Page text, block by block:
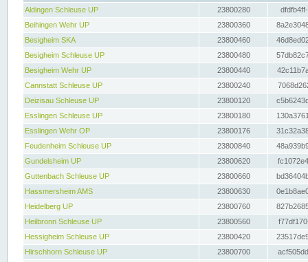
Aldingen Schleuse UP
23800280
Beihingen Wehr UP
23800360
Besigheim SKA
23800460
Besigheim Schleuse UP
23800480
Besigheim Wehr UP
23800440
Cannstatt Schleuse UP
23800240
Deizisau Schleuse UP
23800120
Esslingen Schleuse UP
23800180
Esslingen Wehr OP
23800176
Feudenheim Schleuse UP
23800840
Gundelsheim UP
23800620
Guttenbach Schleuse UP
23800660
Hassmersheim AMS
23800630
Heidelberg UP
23800760
Heilbronn Schleuse UP
23800560
Hessigheim Schleuse UP
23800420
Hirschhorn Schleuse UP
23800700